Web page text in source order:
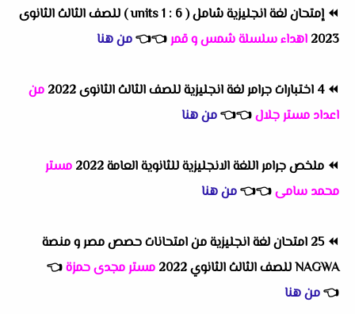
⏪
إمتحان لغة انجليزية شامل ( units 1 : 6 ) للصف الثالث الثانوى
2023 اهداء سلسلة شمس و قمر👈
👈من هنا
⏪4 اختبارات جرامر لغة انجليزية للصف الثالث الثانوى 2022
من
اعداد مستر جلال👈
👈من هنا
⏪ ملخص جرامر اللغة الانجليزية للثانوية العامة 2022
مستر
محمد سامى👈
👈من هنا
⏪
25 امتحان لغة انجليزية من امتحانات حصص مصر و منصة
NAGWA للصف الثالث الثانوي 2022
مستر مجدى حمزة👈
👈من هنا